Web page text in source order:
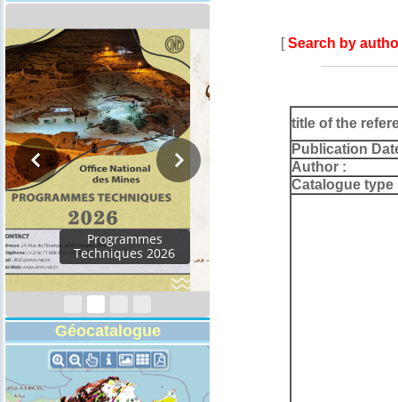
Rapport d'activités
2024
Géocatalogue
[Search by
title of the
Publication
Author :
Catalogue type